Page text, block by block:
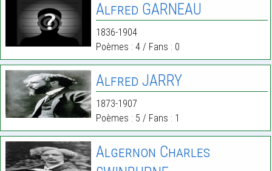
Alfred GARNEAU
1836-1904
Poèmes : 4 / Fans : 0
Alfred JARRY
1873-1907
Poèmes : 5 / Fans : 1
Algernon Charles